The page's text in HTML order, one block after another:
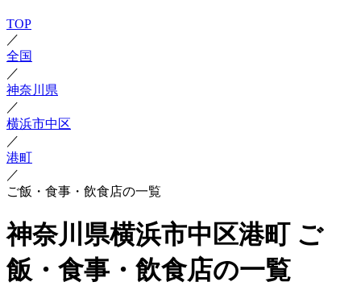
TOP
／
全国
／
神奈川県
／
横浜市中区
／
港町
／
ご飯・食事・飲食店の一覧
神奈川県横浜市中区港町 ご
飯・食事・飲食店の一覧